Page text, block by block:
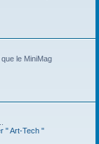
le MiniMag
" Art-Tech "